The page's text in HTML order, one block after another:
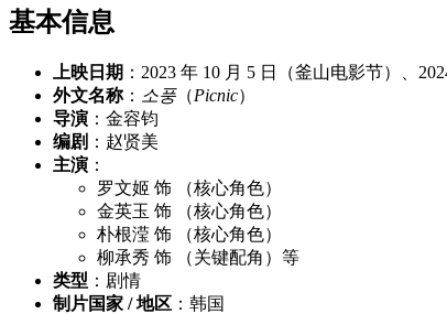
基本信息
上映日期 ：2023 年 10 月 5 日（釜山电影节）、
外文名称： 소풍（Picnic）
导演 ：金容钧
编剧 ：赵贤美
主演 ：
罗文姬 饰 （核心角色）
金英玉 饰 （核心角色）
朴根滢 饰 （核心角色）
柳承秀 饰 （关键配角）等
类型 ：剧情
制片国家 / 地区 ：韩国